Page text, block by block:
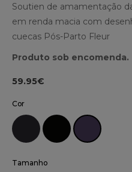
Soutien de amamentação
em renda macia com
cuecas Pós-Parto Fleur
Produto sob encomenda.
59.95€
Cor
Tamanho